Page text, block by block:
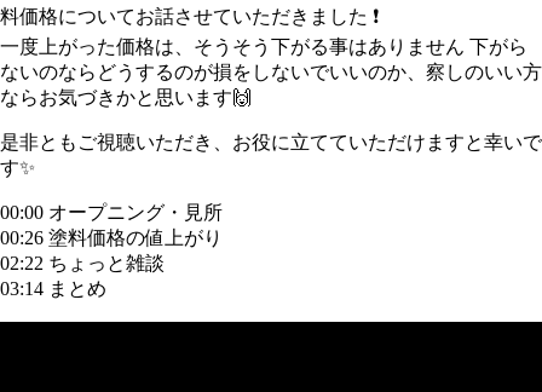
料価格についてお話させていただきました ❗
一度上がった価格は、そうそう下がる事はありません 下がら
ないのならどうするのが損をしないでいいのか、察しのいい方
ならお気づきかと思います🙌
是非ともご視聴いただき、お役に立てていただけますと幸いで
す✨
00:00 オープニング・見所
00:26 塗料価格の値上がり
02:22 ちょっと雑談
03:14 まとめ